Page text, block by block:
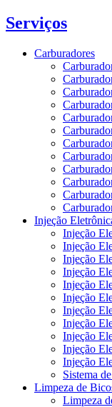
Serviços
Carburadores
Injeção
Injeção
Injeção
Injeção
Injeção
Injeção
Injeção
Injeção
Injeção
Injeção
Injeção
Injeção
Sistema
Limpeza de
Limpeza